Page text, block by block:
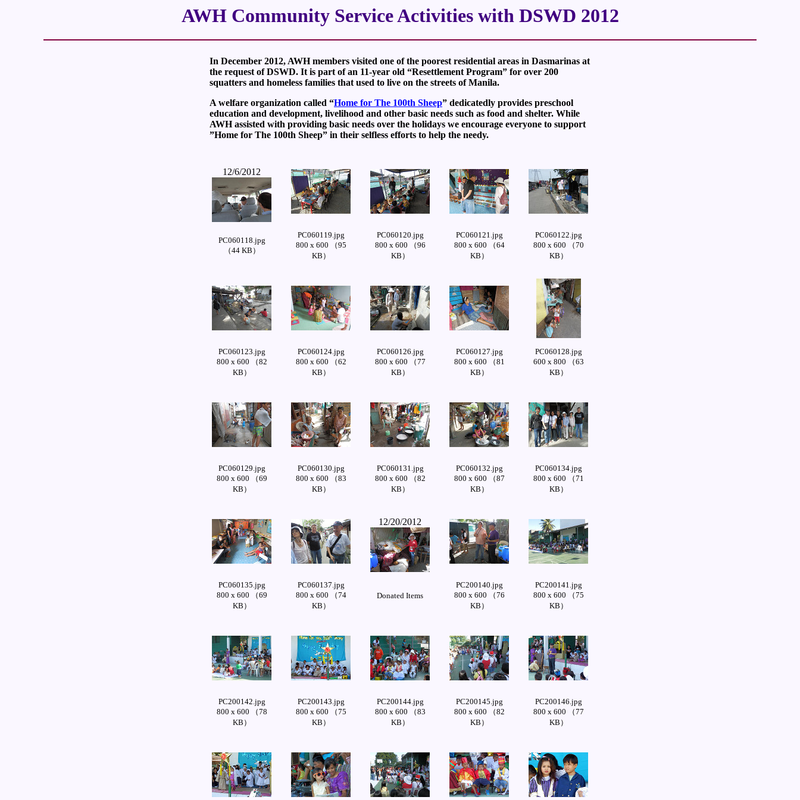
AWH Community Service Activities with DSWD 2012
In December 2012, AWH members visited one of the poorest residential areas in Dasmarinas at
the request of DSWD. It is part of an 11-year old “Resettlement Program” for over 200
squatters and homeless families that used to live on the streets of Manila.
A welfare organization called “Home for The 100th Sheep” dedicatedly provides preschool
education and development, livelihood and other basic needs such as food and shelter. While
AWH assisted with providing basic needs over the holidays we encourage everyone to support
”Home for The 100th Sheep” in their selfless efforts to help the needy.
12/6/2012
PC060118.jpg
（44 KB）
PC060119.jpg
800 x 600 （95
KB）
PC060120.jpg
800 x 600 （96
KB）
PC060121.jpg
800 x 600 （64
KB）
PC060122.jpg
800 x 600 （70
KB）
PC060123.jpg
800 x 600 （82
KB）
PC060124.jpg
800 x 600 （62
KB）
PC060126.jpg
800 x 600 （77
KB）
PC060127.jpg
800 x 600 （81
KB）
PC060128.jpg
600 x 800 （63
KB）
PC060129.jpg
800 x 600 （69
KB）
PC060130.jpg
800 x 600 （83
KB）
PC060131.jpg
800 x 600 （82
KB）
PC060132.jpg
800 x 600 （87
KB）
PC060134.jpg
800 x 600 （71
KB）
PC060135.jpg
800 x 600 （69
KB）
PC060137.jpg
800 x 600 （74
KB）
12/20/2012
Donated Items
PC200140.jpg
800 x 600 （76
KB）
PC200141.jpg
800 x 600 （75
KB）
PC200142.jpg
800 x 600 （78
KB）
PC200143.jpg
800 x 600 （75
KB）
PC200144.jpg
800 x 600 （83
KB）
PC200145.jpg
800 x 600 （82
KB）
PC200146.jpg
800 x 600 （77
KB）